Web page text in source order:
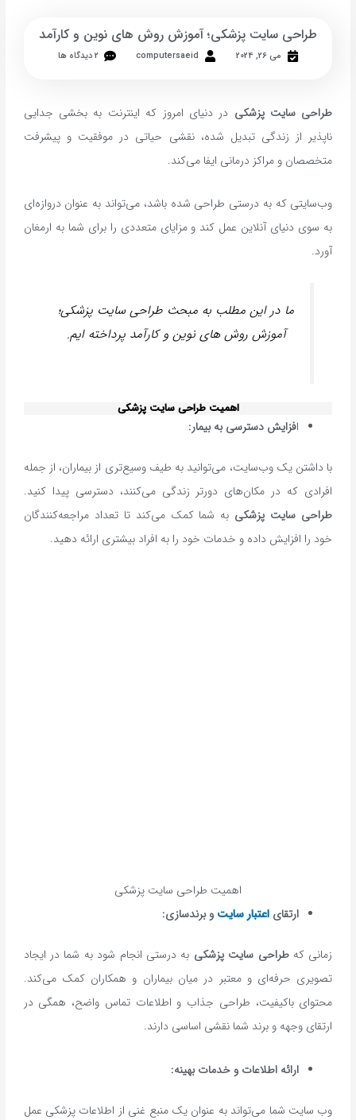
طراحی سایت پزشکی؛ آموزش روش های نوین و کارآمد
می 26, 2024 computersaeid 2 دیدگاه ها
طراحی سایت پزشکی در دنیای امروز که اینترنت به بخشی جدایی
ناپذیر از زندگی تبدیل شده، نقشی حیاتی در موفقیت و پیشرفت
متخصصان و مراکز درمانی ایفا می‌کند.
وب‌سایتی که به درستی طراحی شده باشد، می‌تواند به عنوان دروازه‌ای
به سوی دنیای آنلاین عمل کند و مزایای متعددی را برای شما به ارمغان
آورد.
ما در این مطلب به مبحث طراحی سایت پزشکی؛
آموزش روش های نوین و کارآمد پرداخته ایم.
اهمیت طراحی سایت پزشکی
افزایش دسترسی به بیمار:
با داشتن یک وب‌سایت، می‌توانید به طیف وسیع‌تری از بیماران، از جمله
افرادی که در مکان‌های دورتر زندگی می‌کنند، دسترسی پیدا کنید.
طراحی سایت پزشکی به شما کمک می‌کند تا تعداد مراجعه‌کنندگان
خود را افزایش داده و خدمات خود را به افراد بیشتری ارائه دهید.
اهمیت طراحی سایت پزشکی
ارتقای اعتبار سایت و برندسازی:
زمانی کهطراحی سایت پزشکی به درستی انجام شود به شما در ایجاد
تصویری حرفه‌ای و معتبر در میان بیماران و همکاران کمک می‌کند.
محتوای باکیفیت، طراحی جذاب و اطلاعات تماس واضح، همگی در
ارتقای وجهه و برند شما نقشی اساسی دارند.
ارائه اطلاعات و خدمات بهینه:
وب ‌سایت شما می‌تواند به عنوان یک منبع غنی از اطلاعات پزشکی عمل